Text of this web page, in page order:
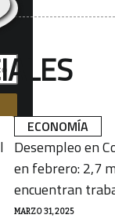
ECONOMÍA
MARZO 31, 2025
Desempleo en
en febrero: 2,7
encuentran